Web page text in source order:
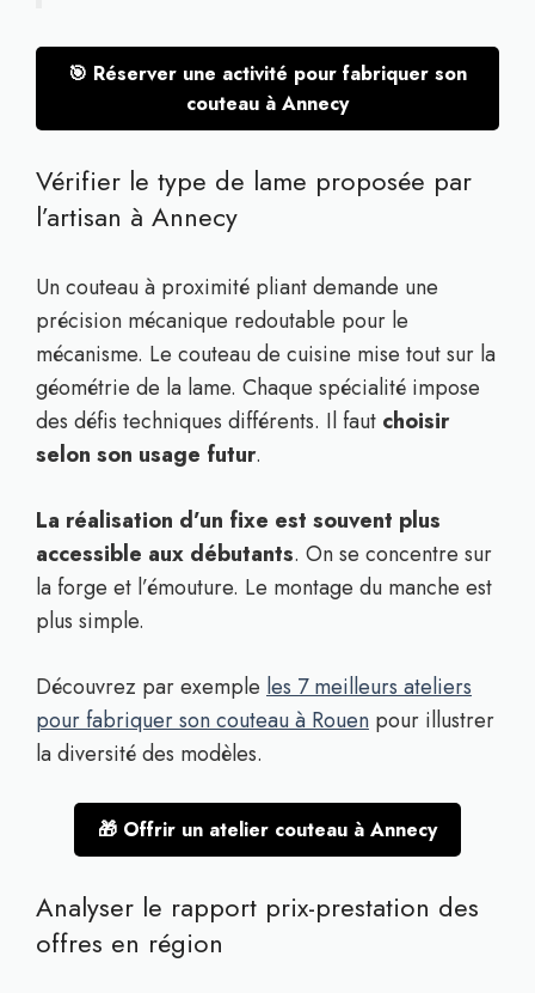
🎯 Réserver une activité pour fabriquer son
couteau à Annecy
Vérifier le type de lame proposée par
l’artisan à Annecy
Un couteau à proximité pliant demande une
précision mécanique redoutable pour le
mécanisme. Le couteau de cuisine mise tout sur la
géométrie de la lame. Chaque spécialité impose
des défis techniques différents. Il faut choisir
selon son usage futur.
La réalisation d’un fixe est souvent plus
accessible aux débutants. On se concentre sur
la forge et l’émouture. Le montage du manche est
plus simple.
Découvrez par exemple les 7 meilleurs ateliers
pour fabriquer son couteau à Rouen pour illustrer
la diversité des modèles.
🎁 Offrir un atelier couteau à Annecy
Analyser le rapport prix-prestation des
offres en région